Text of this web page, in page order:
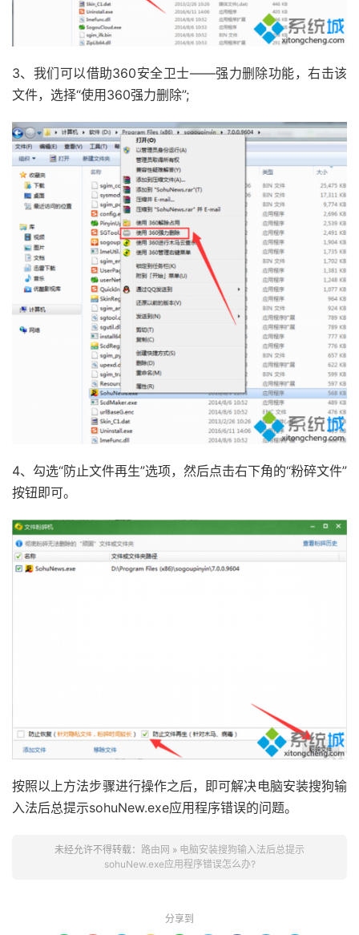
3、我们可以借助360安全卫士——强力删除功能，右击该
文件，选择“使用360强力删除”;
4、勾选“防止文件再生”选项，然后点击右下角的“粉碎文件”
按钮即可。
按照以上方法步骤进行操作之后，即可解决电脑安装搜狗输
入法后总提示sohuNew.exe应用程序错误的问题。
未经允许不得转载： 路由网 » 电脑安装搜狗输入法后总提示
sohuNew.exe应用程序错误怎么办?
分享到